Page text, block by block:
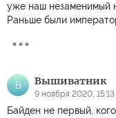
уже наш незаменимый
Раньше были
В Вышиватник
9 ноября 2020, 15:13
Байден не первый,